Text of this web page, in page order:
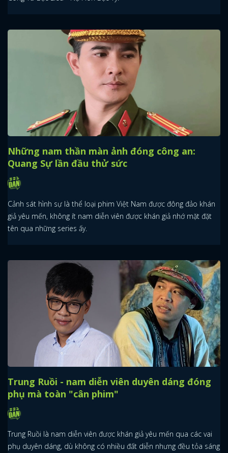
Những nam thần màn ảnh đóng công an:
Quang Sự lần đầu thử sức
Cảnh sát hình sự là thể loại phim Việt Nam được đông đảo khán
giả yêu mến, không ít nam diễn viên được khán giả nhớ mặt đặt
tên qua những series ấy.
Trung Ruồi - nam diễn viên duyên dáng đóng
phụ mà toàn "cân phim"
Trung Ruồi là nam diễn viên được khán giả yêu mến qua các vai
phụ duyên dáng, dù không có nhiều đất diễn nhưng đều tỏa sáng